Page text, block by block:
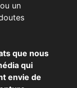
un
que nous
qui
envie de